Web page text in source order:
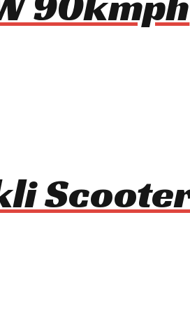
Scooter